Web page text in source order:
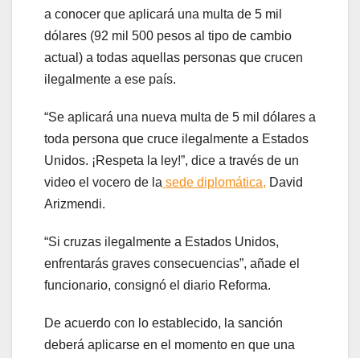
a conocer que aplicará una multa de 5 mil
dólares (92 mil 500 pesos al tipo de cambio
actual) a todas aquellas personas que crucen
ilegalmente a ese país.
“Se aplicará una nueva multa de 5 mil dólares a
toda persona que cruce ilegalmente a Estados
Unidos. ¡Respeta la ley!”, dice a través de un
video el vocero de la sede diplomática, David
Arizmendi.
“Si cruzas ilegalmente a Estados Unidos,
enfrentarás graves consecuencias”, añade el
funcionario, consignó el diario Reforma.
De acuerdo con lo establecido, la sanción
deberá aplicarse en el momento en que una